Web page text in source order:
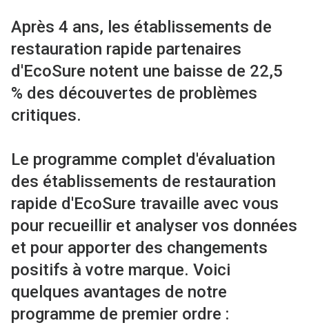
Après 4 ans, les établissements de
restauration rapide partenaires
d'EcoSure notent une baisse de 22,5
% des découvertes de problèmes
critiques.
Le programme complet d'évaluation
des établissements de restauration
rapide d'EcoSure travaille avec vous
pour recueillir et analyser vos données
et pour apporter des changements
positifs à votre marque. Voici
quelques avantages de notre
programme de premier ordre :